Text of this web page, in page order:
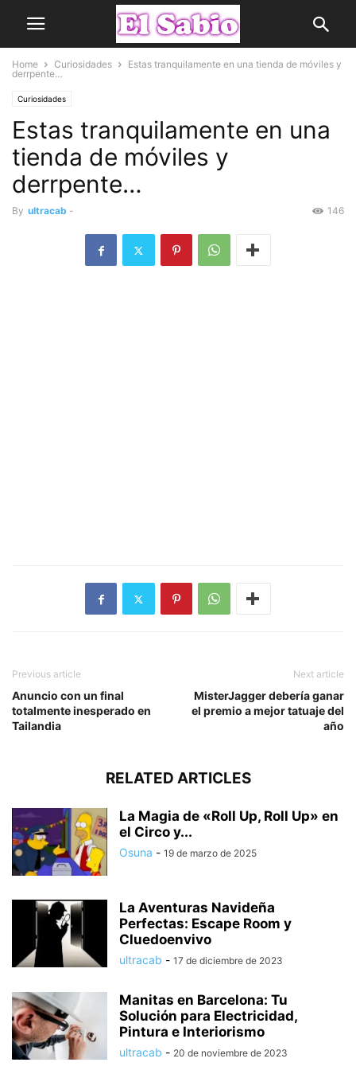
Home Curiosidades
Estas tranquilamente en una tienda de móviles y
derrpente…
Curiosidades
Estas tranquilamente en una
tienda de móviles y
derrpente…
By ultracab - 146
Previous article
Anuncio con un final
totalmente inesperado en
Tailandia
Next article
MisterJagger debería ganar
el premio a mejor tatuaje del
año
RELATED ARTICLES
La Magia de «Roll Up, Roll Up» en
el Circo y...
Osuna - 19 de marzo de 2025
La Aventuras Navideña
Perfectas: Escape Room y
Cluedoenvivo
ultracab - 17 de diciembre de 2023
Manitas en Barcelona: Tu
Solución para Electricidad,
Pintura e Interiorismo
ultracab - 20 de noviembre de 2023